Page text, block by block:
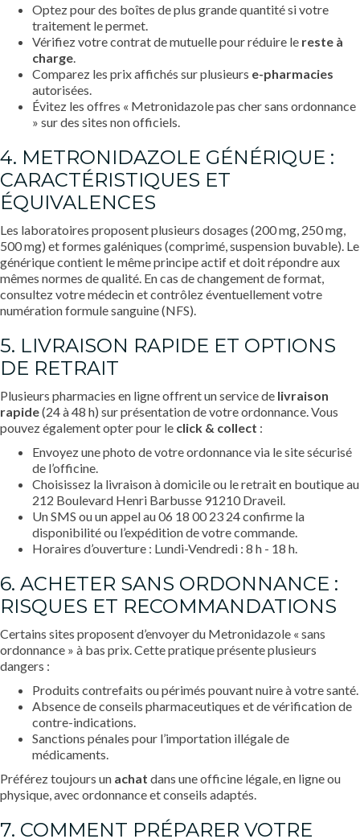
Optez pour des boîtes de plus grande quantité si votre
traitement le permet.
Vérifiez votre contrat de mutuelle pour réduire le reste à
charge.
Comparez les prix affichés sur plusieurs e-pharmacies
autorisées.
Évitez les offres « Metronidazole pas cher sans ordonnance
» sur des sites non officiels.
4. METRONIDAZOLE GÉNÉRIQUE :
CARACTÉRISTIQUES ET
ÉQUIVALENCES
Les laboratoires proposent plusieurs dosages (200 mg, 250 mg,
500 mg) et formes galéniques (comprimé, suspension buvable). Le
générique contient le même principe actif et doit répondre aux
mêmes normes de qualité. En cas de changement de format,
consultez votre médecin et contrôlez éventuellement votre
numération formule sanguine (NFS).
5. LIVRAISON RAPIDE ET OPTIONS
DE RETRAIT
Plusieurs pharmacies en ligne offrent un service de livraison
rapide(24 à 48 h) sur présentation de votre ordonnance. Vous
pouvez également opter pour le click & collect :
Envoyez une photo de votre ordonnance via le site sécurisé
de l’officine.
Choisissez la livraison à domicile ou le retrait en boutique au
212 Boulevard Henri Barbusse 91210 Draveil.
Un SMS ou un appel au 06 18 00 23 24 confirme la
disponibilité ou l’expédition de votre commande.
Horaires d’ouverture : Lundi-Vendredi : 8 h - 18 h.
6. ACHETER SANS ORDONNANCE :
RISQUES ET RECOMMANDATIONS
Certains sites proposent d’envoyer du Metronidazole « sans
ordonnance » à bas prix. Cette pratique présente plusieurs
dangers :
Produits contrefaits ou périmés pouvant nuire à votre santé.
Absence de conseils pharmaceutiques et de vérification de
contre-indications.
Sanctions pénales pour l’importation illégale de
médicaments.
Préférez toujours un achat dans une officine légale, en ligne ou
physique, avec ordonnance et conseils adaptés.
7. COMMENT PRÉPARER VOTRE